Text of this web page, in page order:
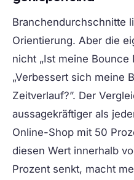
Branchendurchschnitte
Orientierung. Aber die
nicht „Ist meine Bounce
„Verbessert sich meine
Zeitverlauf?”. Der
aussagekräftiger als
Online-Shop mit 50
diesen Wert innerhalb
Prozent senkt, macht